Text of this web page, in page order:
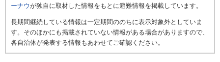
ーナウが独自に取材した情報をもとに避難情報を掲載しています。
長期間継続している情報は一定期間ののちに表示対象外としていま
す。そのほかにも掲載されていない情報がある場合がありますので、
各自治体が発表する情報もあわせてご確認ください。